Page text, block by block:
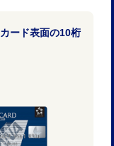
カード表面の10桁